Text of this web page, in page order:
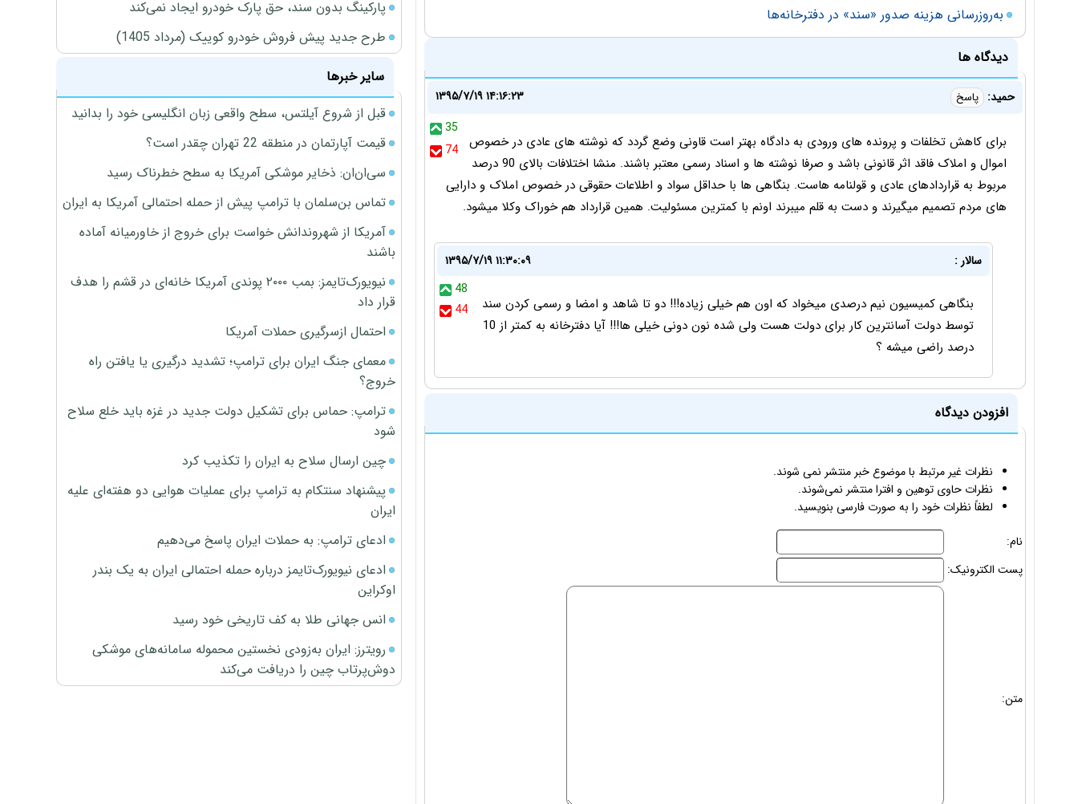
به‌روزرسانی هزینه صدور «سند» در دفترخانه‌ها
دیدگاه ها
حمید: پاسخ
۱۳۹۵/۷/۱۹ ۱۴:۱۶:۲۳
35
74
برای کاهش تخلفات و پرونده های ورودی به دادگاه بهتر است قاونی وضع گردد که نوشته های عادی در خصوص
اموال و املاک فاقد اثر قانونی باشد و صرفا نوشته ها و اسناد رسمی معتبر باشند. منشا اختلافات بالای 90 درصد
مربوط به قراردادهای عادی و قولنامه هاست. بنگاهی ها با حداقل سواد و اطلاعات حقوقی در خصوص املاک و دارایی
های مردم تصمیم میگیرند و دست به قلم میبرند اونم با کمترین مسئولیت. همین قرارداد هم خوراک وکلا میشود.
سالار :
۱۳۹۵/۷/۱۹ ۱۱:۳۰:۰۹
48
44
بنگاهی کمیسیون نیم درصدی میخواد که اون هم خیلی زیاده!!! دو تا شاهد و امضا و رسمی کردن سند
توسط دولت آسانترین کار برای دولت هست ولی شده نون دونی خیلی ها!!! آیا دفترخانه به کمتر از 10
درصد راضی میشه ؟
افزودن دیدگاه
نظرات غیر مرتبط با موضوع خبر منتشر نمی شوند.
نظرات حاوی توهین و افترا منتشر نمی‌شوند.
لطفاً نظرات خود را به صورت فارسی بنویسید.
نام:
پست الکترونیک:
متن:
پارکینگ بدون سند، حق پارک خودرو ایجاد نمی‌کند
طرح جدید پیش فروش خودرو کوییک (مرداد 1405)
سایر خبرها
قبل از شروع آیلتس، سطح واقعی زبان انگلیسی خود را بدانید
قیمت آپارتمان در منطقه 22 تهران چقدر است؟
سی‌ان‌ان: ذخایر موشکی آمریکا به سطح خطرناک رسید
تماس بن‌سلمان با ترامپ پیش از حمله احتمالی آمریکا به ایران
آمریکا از شهروندانش خواست برای خروج از خاورمیانه آماده
باشند
نیویورک‌تایمز: بمب ۲۰۰۰ پوندی آمریکا خانه‌ای در قشم را هدف
قرار داد
احتمال ازسرگیری حملات آمریکا
معمای جنگ ایران برای ترامپ؛ تشدید درگیری یا یافتن راه
خروج؟
ترامپ: حماس برای تشکیل دولت جدید در غزه باید خلع سلاح
شود
چین ارسال سلاح به ایران را تکذیب کرد
پیشنهاد سنتکام به ترامپ برای عملیات هوایی دو هفته‌ای علیه
ایران
ادعای ترامپ: به حملات ایران پاسخ می‌دهیم
ادعای نیویورک‌تایمز درباره حمله احتمالی ایران به یک بندر
اوکراین
انس جهانی طلا به کف تاریخی خود رسید
رویترز: ایران به‌زودی نخستین محموله سامانه‌های موشکی
دوش‌پرتاب چین را دریافت می‌کند